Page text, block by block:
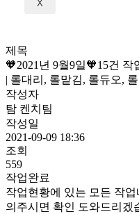
X
제목
🧡2021년 9월9일🧡15건 작
| 롤대리, 롤맡김, 롤듀오, 롤
작성자
탐 켄치팀
작성일
2021-09-09 18:36
조회
559
작업완료
작업현황에 있는 모든 작업
의주시면 확인 도와드리겠